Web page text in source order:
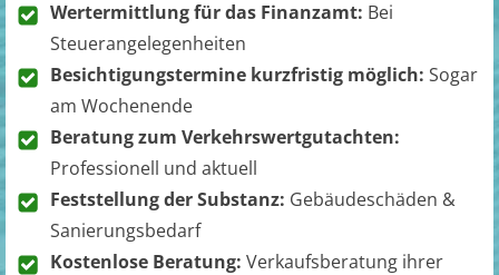
Wertermittlung für das Finanzamt: Bei
Steuerangelegenheiten
Besichtigungstermine kurzfristig möglich: Sogar
am Wochenende
Beratung zum Verkehrswertgutachten:
Professionell und aktuell
Feststellung der Substanz: Gebäudeschäden &
Sanierungsbedarf
Kostenlose Beratung: Verkaufsberatung ihrer